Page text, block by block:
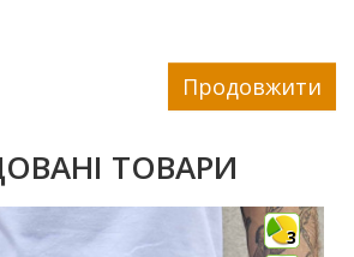
Продовжити
ТОВАРИ
3